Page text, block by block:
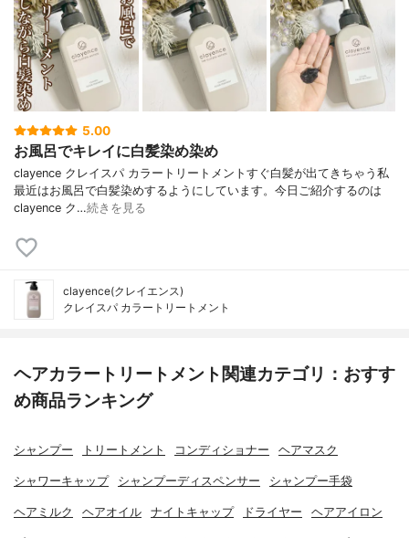
5.00
お風呂でキレイに白髪染め染め
clayence クレイスパ カラートリートメント⁡すぐ白髪が出てきちゃう私
最近はお風呂で白髪染めするようにしています。⁡今日ご紹介するのは
clayence ク…続きを見る
clayence(クレイエンス)
クレイスパ カラートリートメント
ヘアカラートリートメント関連カテゴリ：おすす
め商品ランキング
シャンプー トリートメント コンディショナー ヘアマスク
シャワーキャップ シャンプーディスペンサー シャンプー手袋
ヘアミルク ヘアオイル ナイトキャップ ドライヤー ヘアアイロン